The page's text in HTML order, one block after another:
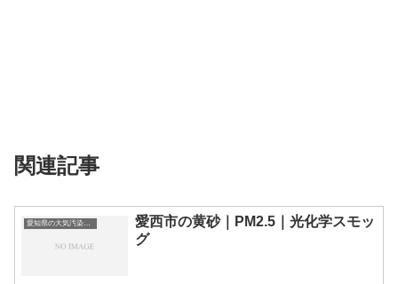
関連記事
愛知県の大気汚染・PM2.5・黄砂・エアロゾルの数値
愛西市の黄砂｜PM2.5｜光化学スモッ
グ